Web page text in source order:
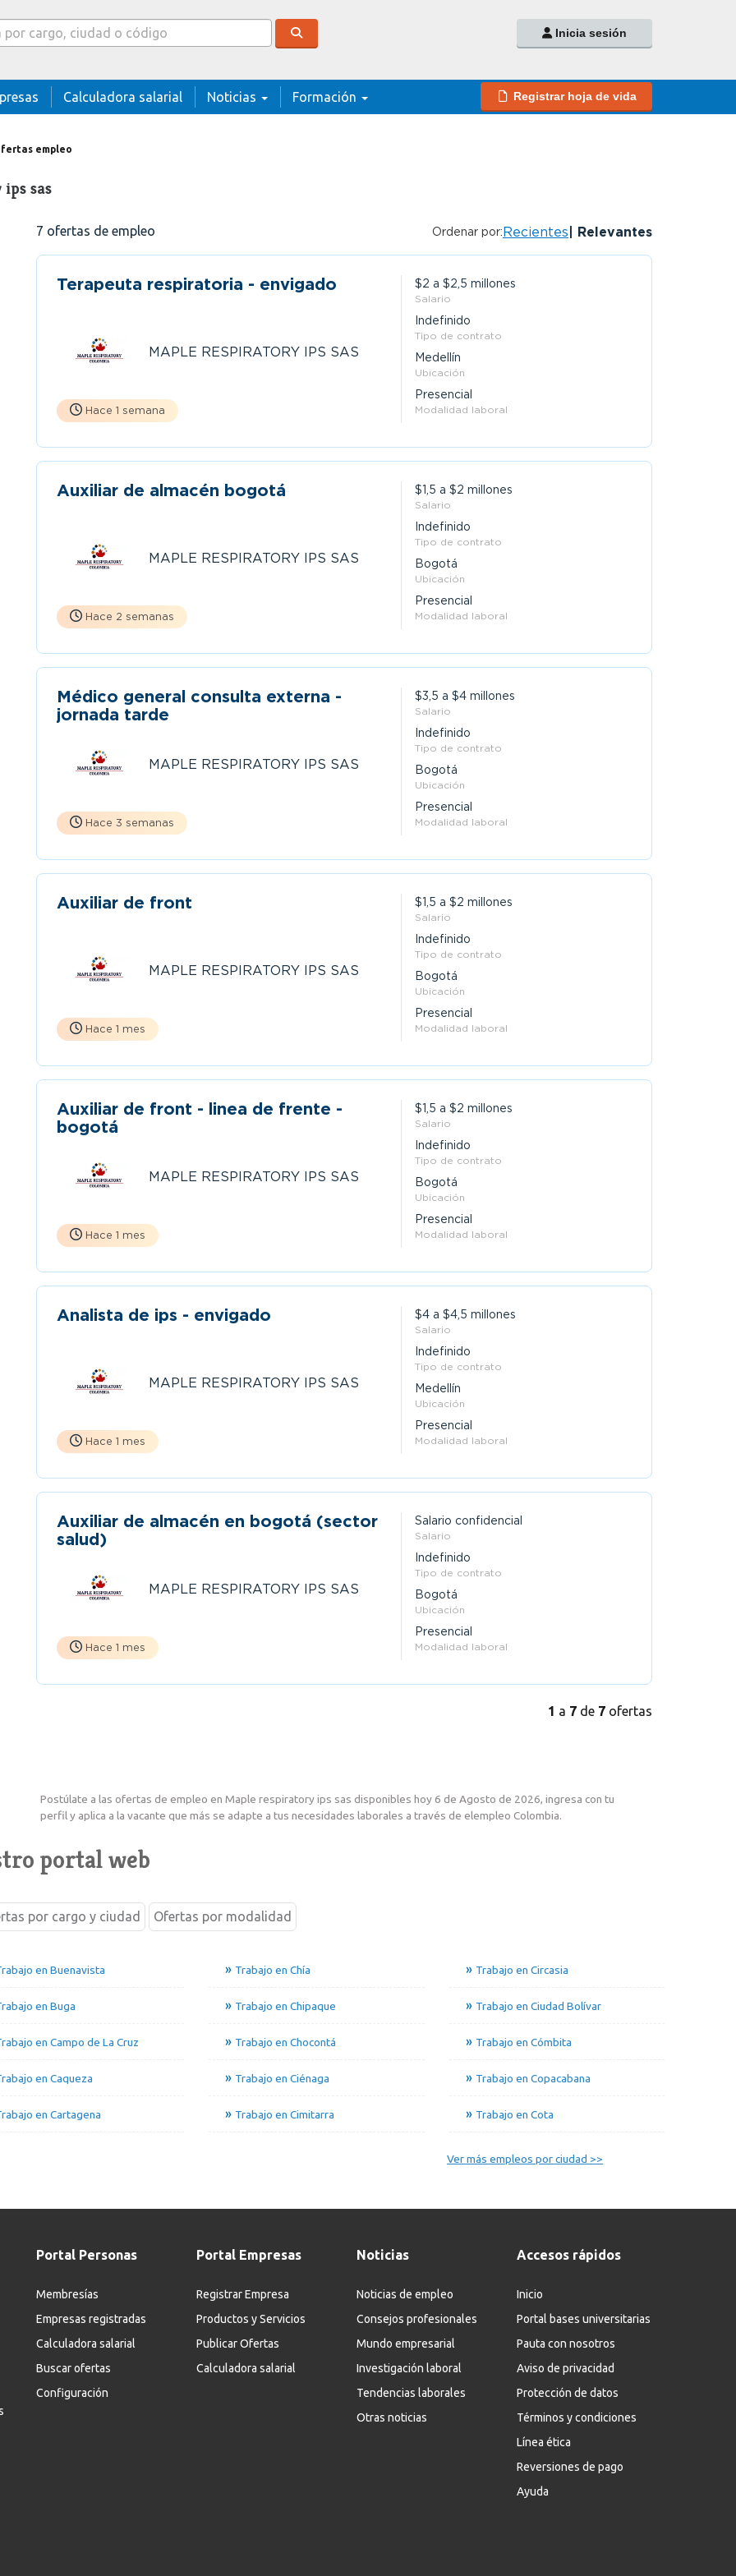
Inicia sesión
Calculadora salarial Noticias Formación Registrar hoja de vida
empleo
sas
7 ofertas de empleo Ordenar por:Recientes Relevantes
Terapeuta respiratoria - envigado
MAPLE RESPIRATORY IPS SAS
Hace 1 semana
$2 a $2,5 millones
Salario
Indefinido
Tipo de contrato
Medellín
Ubicación
Presencial
Modalidad laboral
Auxiliar de almacén bogotá
MAPLE RESPIRATORY IPS SAS
Hace 2 semanas
$1,5 a $2 millones
Salario
Indefinido
Tipo de contrato
Bogotá
Ubicación
Presencial
Modalidad laboral
Médico general consulta externa -
jornada tarde
MAPLE RESPIRATORY IPS SAS
Hace 3 semanas
$3,5 a $4 millones
Salario
Indefinido
Tipo de contrato
Bogotá
Ubicación
Presencial
Modalidad laboral
Auxiliar de front
MAPLE RESPIRATORY IPS SAS
Hace 1 mes
$1,5 a $2 millones
Salario
Indefinido
Tipo de contrato
Bogotá
Ubicación
Presencial
Modalidad laboral
Auxiliar de front - linea de frente -
bogotá
MAPLE RESPIRATORY IPS SAS
Hace 1 mes
$1,5 a $2 millones
Salario
Indefinido
Tipo de contrato
Bogotá
Ubicación
Presencial
Modalidad laboral
Analista de ips - envigado
MAPLE RESPIRATORY IPS SAS
Hace 1 mes
$4 a $4,5 millones
Salario
Indefinido
Tipo de contrato
Medellín
Ubicación
Presencial
Modalidad laboral
Auxiliar de almacén en bogotá (sector
salud)
MAPLE RESPIRATORY IPS SAS
Hace 1 mes
Salario confidencial
Salario
Indefinido
Tipo de contrato
Bogotá
Ubicación
Presencial
Modalidad laboral
1 a 7 de 7 ofertas
Postúlate a las ofertas de empleo en Maple respiratory ips sas disponibles hoy 6 de Agosto de 2026, ingresa con tu
perfil y aplica a la vacante que más se adapte a tus necesidades laborales a través de elempleo Colombia.
portal web
por cargo y ciudad Ofertas por modalidad
en Buenavista
en Buga
en Campo de La Cruz
en Caqueza
en Cartagena
Trabajo en Chía
Trabajo en Chipaque
Trabajo en Chocontá
Trabajo en Ciénaga
Trabajo en Cimitarra
Trabajo en Circasia
Trabajo en Ciudad Bolívar
Trabajo en Cómbita
Trabajo en Copacabana
Trabajo en Cota
Ver más empleos por ciudad >>
Portal Personas
Membresías
Empresas registradas
Calculadora salarial
Buscar ofertas
Configuración
Portal Empresas
Registrar Empresa
Productos y Servicios
Publicar Ofertas
Calculadora salarial
Noticias
Noticias de empleo
Consejos profesionales
Mundo empresarial
Investigación laboral
Tendencias laborales
Otras noticias
Accesos rápidos
Inicio
Portal bases universitarias
Pauta con nosotros
Aviso de privacidad
Protección de datos
Términos y condiciones
Línea ética
Reversiones de pago
Ayuda